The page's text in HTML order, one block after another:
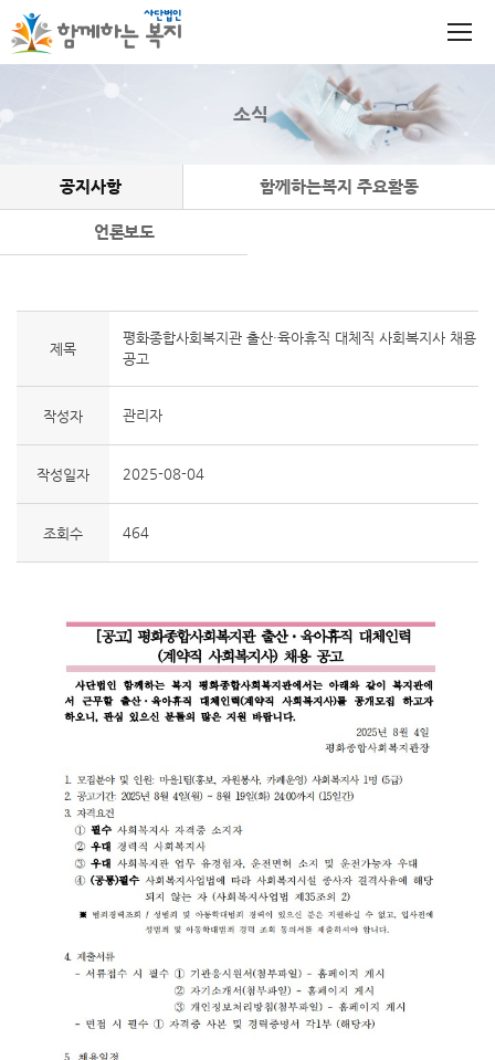
소식
공지사항 함께하는복지 주요활동
언론보도
제목
평화종합사회복지관 출산·육아휴직 대체직 사회복지사 채용
공고
작성자 관리자
작성일자 2025-08-04
조회수 464